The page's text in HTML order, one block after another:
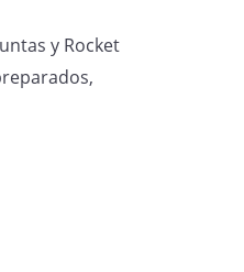
y Rocket